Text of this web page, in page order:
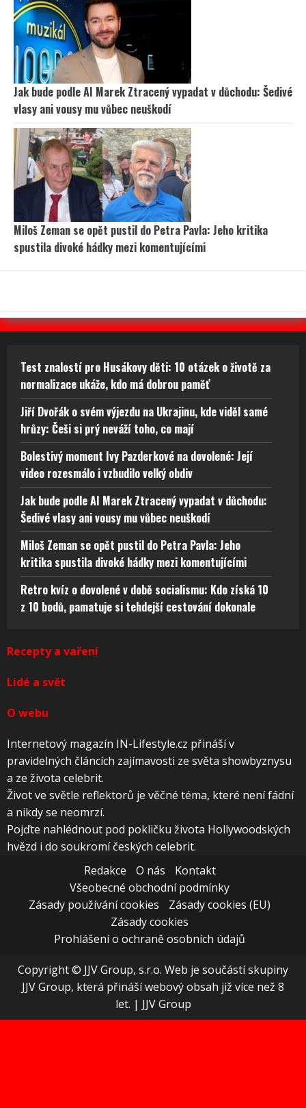
Jak bude podle AI Marek Ztracený vypadat v důchodu: Šedivé
vlasy ani vousy mu vůbec neuškodí
Miloš Zeman se opět pustil do Petra Pavla: Jeho kritika
spustila divoké hádky mezi komentujícími
Test znalostí pro Husákovy děti: 10 otázek o životě za
normalizace ukáže, kdo má dobrou paměť
Jiří Dvořák o svém výjezdu na Ukrajinu, kde viděl samé
hrůzy: Češi si prý neváží toho, co mají
Bolestivý moment Ivy Pazderkové na dovolené: Její
video rozesmálo i vzbudilo velký obdiv
Jak bude podle AI Marek Ztracený vypadat v důchodu:
Šedivé vlasy ani vousy mu vůbec neuškodí
Miloš Zeman se opět pustil do Petra Pavla: Jeho
kritika spustila divoké hádky mezi komentujícími
Retro kvíz o dovolené v době socialismu: Kdo získá 10
z 10 bodů, pamatuje si tehdejší cestování dokonale
Recepty a vaření
Lidé a svět
O webu
Internetový magazín IN-Lifestyle.cz přináší v
pravidelných článcích zajímavosti ze světa showbyznysu
a ze života celebrit.
Život ve světle reflektorů je věčné téma, které není fádní
a nikdy se neomrzí.
Pojďte nahlédnout pod pokličku života Hollywoodských
hvězd i do soukromí českých celebrit.
Redakce
O nás
Kontakt
Všeobecné obchodní podmínky
Zásady používání cookies
Zásady cookies (EU)
Zásady cookies
Prohlášení o ochraně osobních údajů
Copyright © JJV Group, s.r.o. Web je součástí skupiny
JJV Group, která přináší webový obsah již více než 8
let. | JJV Group